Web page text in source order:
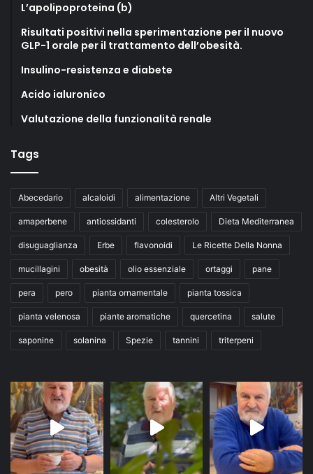
L’apolipoproteina (b)
Risultati positivi nella sperimentazione per il nuovo
GLP-1 orale per il trattamento dell’obesità.
Insulino-resistenza e diabete
Acido ialuronico
Valutazione della funzionalità renale
Tags
Abecedario alcaloidi alimentazione Altri Vegetali
amaperbene antiossidanti colesterolo Dieta Mediterranea
disuguaglianza Erbe flavonoidi Le Ricette Della Nonna
mucillagini obesità olio essenziale ortaggi pane
pera pero pianta ornamentale pianta tossica
pianta velenosa piante aromatiche quercetina salute
saponine solanina Spezie tannini triterpeni